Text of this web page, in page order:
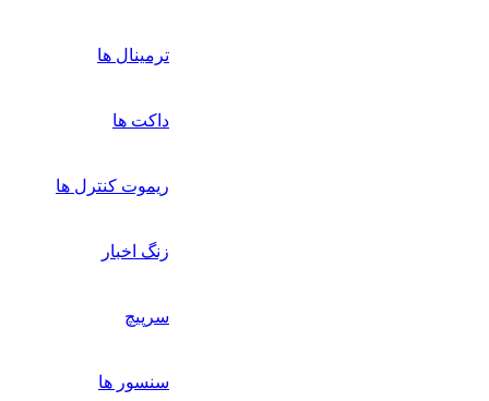
ترمینال ها
داکت ها
ریموت کنترل ها
زنگ اخبار
سرپیچ
سنسور ها